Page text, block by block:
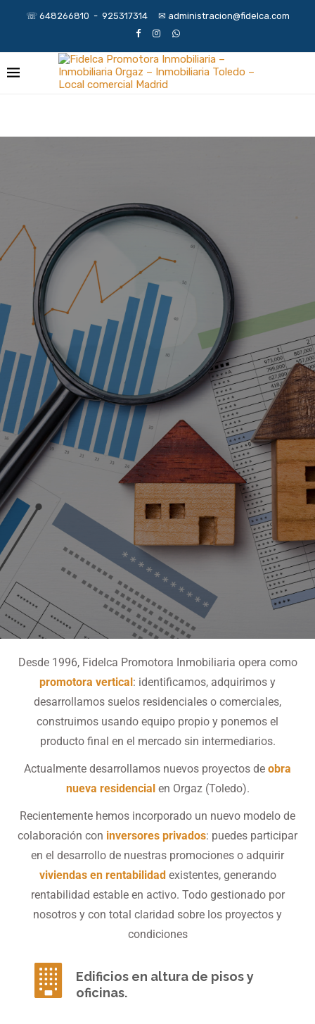
☏ 648266810 - 925317314 ✉︎ administracion@fidelca.com
Desde 1996, Fidelca Promotora Inmobiliaria opera como
promotora vertical: identificamos, adquirimos y
desarrollamos suelos residenciales o comerciales,
construimos usando equipo propio y ponemos el
producto final en el mercado sin intermediarios.
Actualmente desarrollamos nuevos proyectos de obra
nueva residencialen Orgaz (Toledo).
Recientemente hemos incorporado un nuevo modelo de
colaboración con inversores privados: puedes participar
en el desarrollo de nuestras promociones o adquirir
viviendas en rentabilidadexistentes, generando
rentabilidad estable en activo. Todo gestionado por
nosotros y con total claridad sobre los proyectos y
condiciones
Edificios en altura de pisos y
oficinas.